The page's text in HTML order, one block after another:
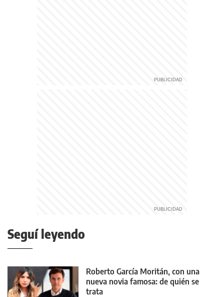
Seguí leyendo
Roberto García Moritán, con una
nueva novia famosa: de quién se
trata